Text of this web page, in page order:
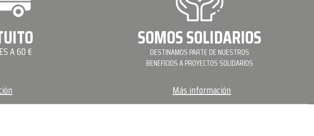
A 60 € SOMOS SOLIDARIOS
DESTINAMOS PARTE DE NUESTROS
BENEFICIOS A PROYECTOS SOLIDARIOS
Más información